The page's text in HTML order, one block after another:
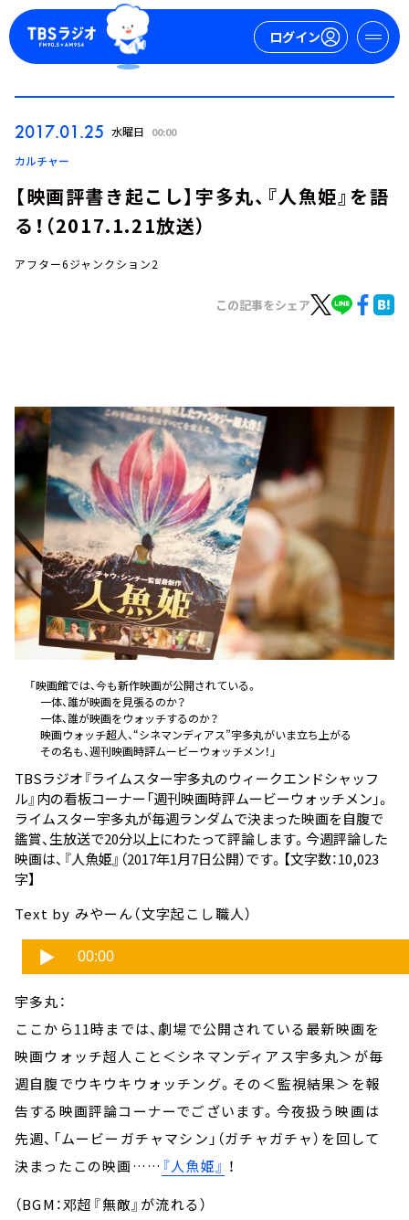
ログイン
お知らせ
イベント・グッズ
YouTube
会社情報
2017.01.25 水曜日 00:00
カルチャー
【映画評書き起こし】宇多丸、『人魚姫』を語
る！（2017.1.21放送）
アフター6ジャンクション2
この記事をシェア
「映画館では、今も新作映画が公開されている。
一体、誰が映画を見張るのか？
一体、誰が映画をウォッチするのか？
映画ウォッチ超人、“シネマンディアス”宇多丸がいま立ち上がる――
その名も、週刊映画時評ムービーウォッチメン！」
TBSラジオ『ライムスター宇多丸のウィークエンドシャッフ
ル』内の看板コーナー「週刊映画時評ムービーウォッチメン」。
ライムスター宇多丸が毎週ランダムで決まった映画を自腹で
鑑賞、生放送で20分以上にわたって評論します。今週評論した
映画は、 『人魚姫』 （2017年1月7日公開）です。【文字数：10,023
字】
Text by みやーん（文字起こし職人）
宇多丸：
ここから11時までは、劇場で公開されている最新映画を
映画ウォッチ超人こと＜シネマンディアス宇多丸＞が毎
週自腹でウキウキウォッチング。その＜監視結果＞を報
告する映画評論コーナーでございます。今夜扱う映画は
先週、「ムービーガチャマシン」（ガチャガチャ）を回して
決まったこの映画…… 『人魚姫』 ！
（BGM：邓超『無敵』が流れる）